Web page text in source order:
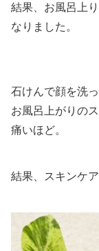
結果、お風呂上
なりました。
石けんで顔を洗
お風呂上がりの
痛いほど。
結果、スキンケ